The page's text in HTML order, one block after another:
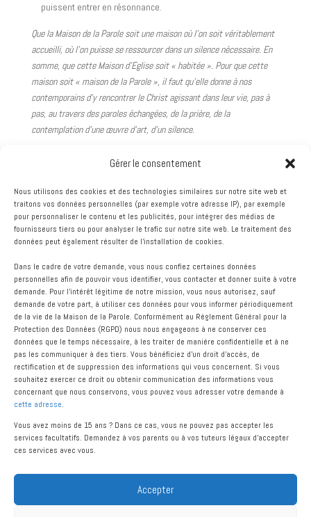
Gérer le consentement
Nous utilisons des cookies et des technologies similaires sur notre site web et
traitons vos données personnelles (par exemple votre adresse IP), par exemple
pour personnaliser le contenu et les publicités, pour intégrer des médias de
fournisseurs tiers ou pour analyser le trafic sur notre site web. Le traitement des
données peut également résulter de l'installation de cookies.
Dans le cadre de votre demande, vous nous confiez certaines données
personnelles afin de pouvoir vous identifier, vous contacter et donner suite à votre
demande. Pour l'intérêt légitime de notre mission, vous nous autorisez, sauf
demande de votre part, à utiliser ces données pour vous informer périodiquement
de la vie de la Maison de la Parole. Conformément au Règlement Général pour la
Protection des Données (RGPD) nous nous engageons à ne conserver ces
données que le temps nécessaire, à les traiter de manière confidentielle et à ne
pas les communiquer à des tiers. Vous bénéficiez d’un droit d’accès, de
rectification et de suppression des informations qui vous concernent. Si vous
souhaitez exercer ce droit ou obtenir communication des informations vous
concernant que nous conservons, vous pouvez vous adresser votre demande à
cette adresse.
Vous avez moins de 15 ans ? Dans ce cas, vous ne pouvez pas accepter les
services facultatifs. Demandez à vos parents ou à vos tuteurs légaux d'accepter
ces services avec vous.
Accepter
puissent entrer en résonnance.
Que la Maison de la Parole soit une maison où l’on soit véritablement
accueilli, où l’on puisse se ressourcer dans un silence nécessaire. En
somme, que cette Maison d’Eglise soit « habitée ». Pour que cette
maison soit « maison de la Parole », il faut qu’elle donne à nos
contemporains d’y rencontrer le Christ agissant dans leur vie, pas à
pas, au travers des paroles échangées, de la prière, de la
contemplation d’une œuvre d’art, d’un silence.
ceux qui sont loin de l’Eglise à priori. Le dialogue avec les artistes est
un enjeu notamment vis-à-vis des jeunes créateurs enclins trop
souvent à situer l’Eglise aux antipodes de la modernité
C’est un lieu vivant qui va évoluer en fonction des gens qui le
fréquenteront mais c’est un lieu tout entier orienté, tourné vers Celui
qui est le soleil de nos vies, la lumière de nos cœurs. Jésus le Christ
est celui qui édifie le lieu, qui le rend habitable.
Bruno Girard, diacre, 1er responsable
de la Maison